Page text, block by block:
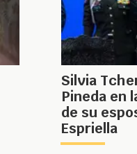
Silvia
Pineda en
de su
Espriella